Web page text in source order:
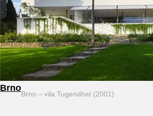
Brno
Brno – vila Tugendhat (2001)